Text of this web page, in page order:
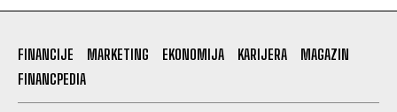
FINANCIJE MARKETING EKONOMIJA KARIJERA
MAGAZIN
FINANCPEDIA